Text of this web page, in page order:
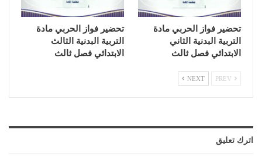
تحضير فواز الحربي مادة
التربية البدنية الثاني
الابتدائي فصل ثالث
تحضير فواز الحربي مادة
التربية البدنية الثالث
الابتدائي فصل ثالث
NEXT
اترك تعليق